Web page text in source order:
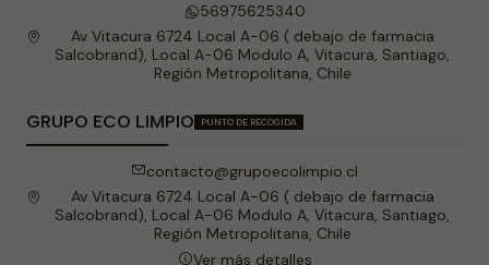
56975625340
Av Vitacura 6724 Local A-06 ( debajo de farmacia
Salcobrand), Local A-06 Modulo A, Vitacura, Santiago,
Región Metropolitana, Chile
GRUPO ECO LIMPIO PUNTO DE RECOGIDA
contacto@grupoecolimpio.cl
Av Vitacura 6724 Local A-06 ( debajo de farmacia
Salcobrand), Local A-06 Modulo A, Vitacura, Santiago,
Región Metropolitana, Chile
Ver más detalles